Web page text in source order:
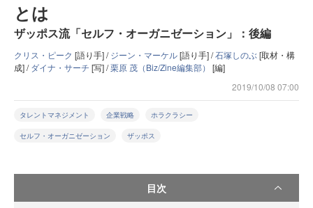
とは
ザッポス流「セルフ・オーガニゼーション」：後編
クリス・ピーク [語り手] /ジーン・マーケル[語り手] /石塚しのぶ [取材・構
成] /ダイナ・サーチ [写] /栗原 茂（Biz/Zine編集部） [編]
2019/10/08 07:00
タレントマネジメント 企業戦略 ホラクラシー
セルフ・オーガニゼーション ザッポス
目次